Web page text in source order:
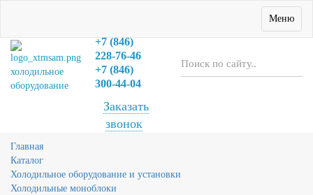
Меню
холодильное
оборудование
+7 (846)
228-76-46
+7 (846)
300-44-04
Заказать
звонок
Главная
Каталог
Холодильное оборудование и установки
Холодильные моноблоки